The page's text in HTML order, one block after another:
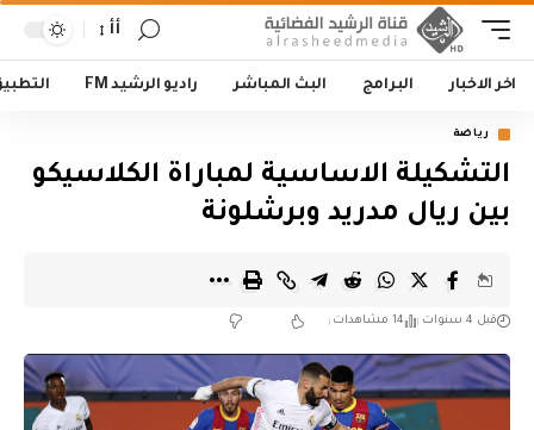
أأ
اخر الاخبار البرامج البث المباشر راديو الرشيد FM
رياضة
التشكيلة الاساسية لمباراة الكلاسيكو
بين ريال مدريد وبرشلونة
قبل 4 سنوات 14 مشاهدات